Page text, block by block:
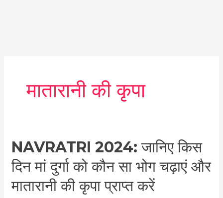
मातारानी की कृपा
NAVRATRI 2024: जानिए किस
दिन मां दुर्गा को कौन सा भोग चढ़ाएं और
मातारानी की कृपा प्राप्त करें
Navratri
2024:
जानिए
किस
दिन